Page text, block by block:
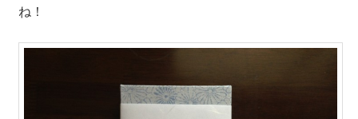
ね！